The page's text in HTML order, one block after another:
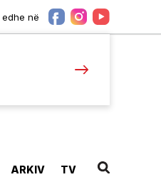
në
ARKIV TV